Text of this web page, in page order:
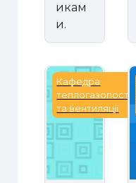
икам
и.
Енергетична
Кафедра
та вентиляції